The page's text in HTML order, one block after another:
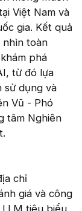
Việt Nam và
gia. Kết quả
nhìn toàn
phá
từ đó lựa
sử dụng và
Vũ - Phó
tâm Nghiên
chỉ
giá và công
tiêu biểu